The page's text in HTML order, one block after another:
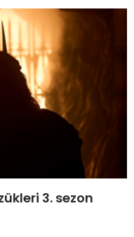
3. sezon